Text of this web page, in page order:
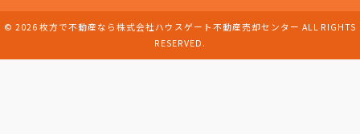
© 2026 枚方で不動産なら株式会社ハウスゲート不動産売却センター ALL RIGHTS
RESERVED.